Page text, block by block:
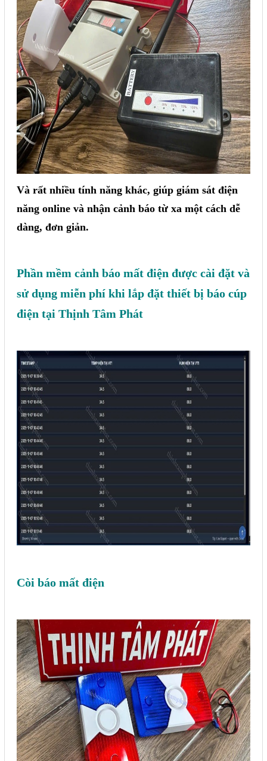
Và rất nhiều tính năng khác, giúp giám sát điện
năng online và nhận cảnh báo từ xa một cách dễ
dàng, đơn giản.
Phần mềm cảnh báo mất điện được cài đặt và
sử dụng miễn phí khi lắp đặt thiết bị báo cúp
điện tại Thịnh Tâm Phát
Còi báo mất điện